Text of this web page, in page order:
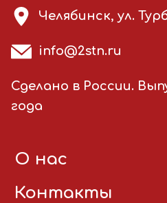
Челябинск, ул.
info@2stn.ru
Сделано в России.
года
О нас
Контакты